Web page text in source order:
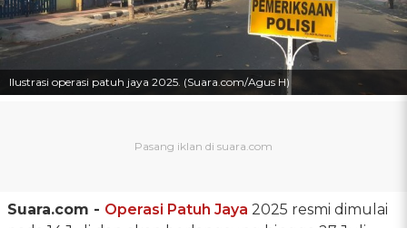
Ilustrasi operasi patuh jaya 2025. (Suara.com/Agus H)
Suara.com - Operasi Patuh Jaya 2025 resmi dimulai